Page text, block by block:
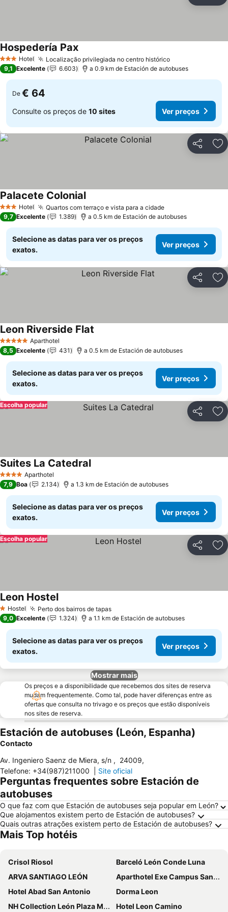
3 EstrelasHotel Localização privilegiada no centro históricoVer preços
Hospedería PaxVer preços
9,1 Excelente 6.603 a 0.9 km de Estación de autobuses
De € 64
Consulte os preços de 10 sites Ver preços
Partilhar
3 EstrelasHotel Quartos com terraço e vista para a cidadeVer preços
Palacete ColonialVer preços
9,7 Excelente 1.389 a 0.5 km de Estación de autobuses
Selecione as datas para ver os preços
exatos.
Ver preços
Partilhar
5 Estrelas Aparthotel
Leon Riverside Flat
8,5 Excelente 431 a 0.5 km de Estación de autobuses
Selecione as datas para ver os preços
exatos.
Ver preços
Partilhar
Escolha popular
4 EstrelasAparthotel
Suites La CatedralVer preços
7,9 Boa 2.134 a 1.3 km de Estación de autobuses
Selecione as datas para ver os preços
exatos.
Ver preços
Partilhar
Escolha popular
1 Estrelas
Hostel Perto dos bairros de tapasVer preços
Leon HostelVer preços
9,0 Excelente 1.324 a 1.1 km de Estación de autobuses
Selecione as datas para ver os preços
exatos.
Ver preços
Mostrar mais
Os preços e a disponibilidade que recebemos dos sites de reserva
mudam frequentemente. Como tal, pode haver diferenças entre as
ofertas que consulta no trivago e os preços que estão disponíveis
nos sites de reserva.
Estación de autobuses (León, Espanha)
Contacto
Av. Ingeniero Saenz de Miera, s/n , 24009,
Telefone: +34(987)211000 Site oficial
Perguntas frequentes sobre Estación de
autobuses
O que faz com que Estación de autobuses seja popular em León?
Que alojamentos existem perto de Estación de autobuses?
Quais outras atrações existem perto de Estación de autobuses?
Mais Top hotéis
Crisol Riosol
Barceló León Conde Luna
ARVA SANTIAGO LEÓN
Aparthotel Exe Campus San Mamés
Hotel Abad San Antonio
Dorma Leon
NH Collection León Plaza Mayor
Hotel Leon Camino